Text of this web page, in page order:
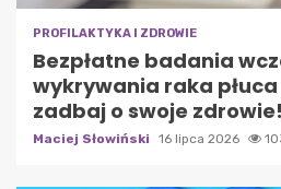
PROFILAKTYKA I ZDROWIE
Bezpłatne badania
wykrywania raka płuca
zadbaj o swoje zdrowie!
Maciej Słowiński 16 lipca 2026